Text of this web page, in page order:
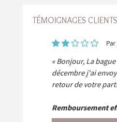
TÉMOIGNAGES CLIENTS
Par
Bonjour, La
décembre j'ai
retour de votre
Remboursement